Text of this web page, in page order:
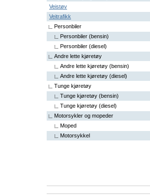
Veistøv
Veitrafikk
Personbiler
Personbiler (bensin)
Personbiler (diesel)
Andre lette kjøretøy
Andre lette kjøretøy (bensin)
Andre lette kjøretøy (diesel)
Tunge kjøretøy
Tunge kjøretøy (bensin)
Tunge kjøretøy (diesel)
Motorsykler og mopeder
Moped
Motorsykkel